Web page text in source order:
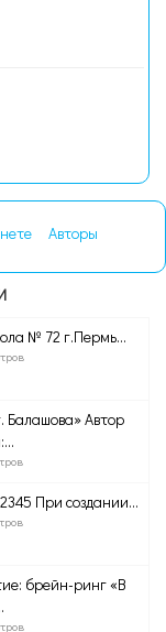
Авторы
№ 72 г.Пермь...
Балашова» Автор
При создании...
брейн-ринг «В